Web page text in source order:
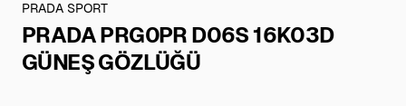
PRADA SPORT
PRADA PRG0PR D06S 16K03D
GÜNEŞ GÖZLÜĞÜ